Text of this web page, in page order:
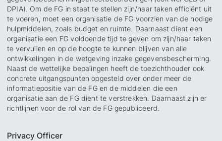
DPIA). Om de FG in staat te stellen zijn/haar taken efficiënt uit
te voeren, moet een organisatie de FG voorzien van de nodige
hulpmiddelen, zoals budget en ruimte. Daarnaast dient een
organisatie een FG voldoende tijd te geven om zijn/haar taken
te vervullen en op de hoogte te kunnen blijven van alle
ontwikkelingen in de wetgeving inzake gegevensbescherming.
Naast de wettelijke bepalingen heeft de toezichthouder ook
concrete uitgangspunten opgesteld over onder meer de
informatiepositie van de FG en de middelen die een
organisatie aan de FG dient te verstrekken. Daarnaast zijn er
richtlijnen voor de rol van de FG gepubliceerd.
Privacy Officer